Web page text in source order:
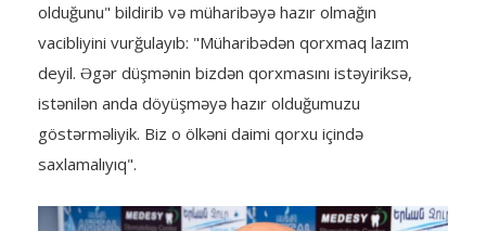
olduğunu" bildirib və müharibəyə hazır olmağın
vacibliyini vurğulayıb: "Müharibədən qorxmaq lazım
deyil. Əgər düşmənin bizdən qorxmasını istəyiriksə,
istənilən anda döyüşməyə hazır olduğumuzu
göstərməliyik. Biz o ölkəni daimi qorxu içində
saxlamalıyıq".